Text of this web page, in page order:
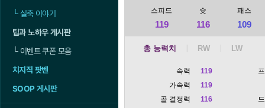
└실축 이야기
팁과 노하우 게시판
└이벤트 쿠폰 모음
치지직 팟벤
SOOP 게시판
스피드
119
슛
116
패스
109
총 능력치
속력
119
가속력
119
골 결정력
116